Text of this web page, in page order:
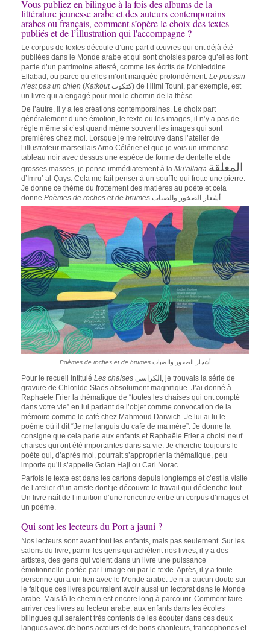
Vous publiez en bilingue à la fois des albums de la
littérature jeunesse arabe et des auteurs contemporains
arabes ou français, comment s’opère le choix des textes
publiés et de l’illustration qui l'accompagne ?
Le corpus de textes découle d’une part d’œuvres qui ont déjà été
publiées dans le Monde arabe et qui sont choisies parce qu’elles font
partie d’un patrimoine attesté, comme les écrits de Mohieddine
Ellabad, ou parce qu’elles m’ont marquée profondément. Le poussin
n’est pas un chien (Katkoutكتكوت) de Hilmi Touni, par exemple, est
un livre qui a engagé pour moi le chemin de la thèse.
De l’autre, il y a les créations contemporaines. Le choix part
généralement d’une émotion, le texte ou les images, il n’y a pas de
règle même si c’est quand même souvent les images qui sont
premières chez moi. Lorsque je me retrouve dans l’atelier de
l’illustrateur marseillais Arno Célérier et que je vois un immense
tableau noir avec dessus une espèce de forme de dentelle et de
grosses masses, je pense immédiatement à la Mu’allaqa المعلقة
d’Imru’ al-Qays. Cela me fait penser à un souffle qui frotte une pierre.
Je donne ce thème du frottement des matières au poète et cela
donne Poèmes de roches et de brumes أشعار الصخور والضباب.
Poèmes de roches et de brumes أشجار الصخور والضباب
Pour le recueil intitulé Les chaises الكراسي, je trouvais la série de
gravure de Chlotilde Staës absolument magnifique. J’ai donné à
Raphaële Frier la thématique de “toutes les chaises qui ont compté
dans votre vie” en lui parlant de l’objet comme convocation de la
mémoire comme le café chez Mahmoud Darwich. Je lui ai lu le
poème où il dit “Je me languis du café de ma mère”. Je donne la
consigne que cela parle aux enfants et Raphaële Frier a choisi neuf
chaises qui ont été importantes dans sa vie. Je cherche toujours le
poète qui, d’après moi, pourrait s’approprier la thématique, peu
importe qu’il s’appelle Golan Haji ou Carl Norac.
Parfois le texte est dans les cartons depuis longtemps et c’est la visite
de l’atelier d’un artiste dont je découvre le travail qui déclenche tout.
Un livre naît de l’intuition d’une rencontre entre un corpus d’images et
un poème.
Qui sont les lecteurs du Port a jauni ?
Nos lecteurs sont avant tout les enfants, mais pas seulement. Sur les
salons du livre, parmi les gens qui achètent nos livres, il y a des
artistes, des gens qui voient dans un livre une puissance
émotionnelle portée par l’image ou par le texte. Après, il y a toute
personne qui a un lien avec le Monde arabe. Je n’ai aucun doute sur
le fait que ces livres pourraient avoir aussi un lectorat dans le Monde
arabe. Mais là le chemin est encore long à parcourir. Comment faire
arriver ces livres au lecteur arabe, aux enfants dans les écoles
bilingues qui seraient très contents de les écouter dans ces deux
langues avec de bons acteurs et de bons chanteurs, francophones et